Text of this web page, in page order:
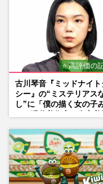
⭐ 高評価の
古川琴音『ミッドナイト
シー』の“ミステリアス
し”に「僕の描く女の子